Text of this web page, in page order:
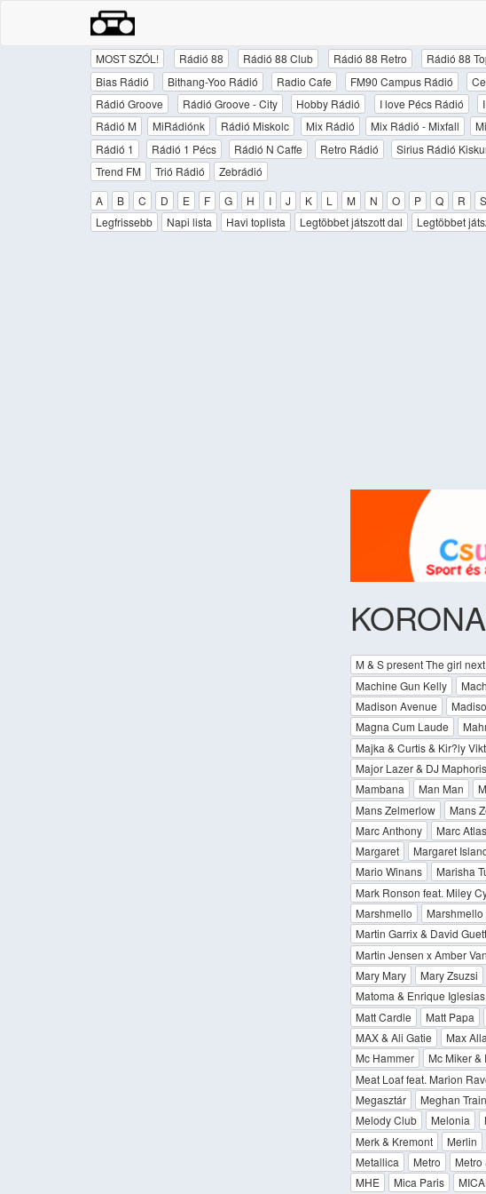
MOST SZÓL! Rádió 88 Rádió 88 Club Rádió 88 Retro Rádió 88
Bias Rádió
Bithang-Yoo Rádió Radio Cafe FM90 Campus Rádió
Rádió Groove
Rádió Groove - City Hobby Rádió I love Pécs Rádió
Rádió M
MiRádiónk Rádió Miskolc Mix Rádió Mix Rádió - Mixfall
Rádió 1
Rádió 1 Pécs Rádió N Caffe Retro Rádió Sirius Rádió
Trend FM
Trió Rádió
Zebrádió
A
B C D E F G H I J K L M N O P Q R S
Legfrissebb
Napi lista Havi toplista Legtöbbet játszott dal Legtöbbet
M & S present The girl
Machine Gun Kelly
Madison Avenue
Magna Cum Laude
Majka & Curtis & Kir?ly
Major Lazer & DJ
Mambana
Man Man
Mans Zelmerlow
Mans
Marc Anthony
Marc Atlas
Margaret
Margaret
Mario Winans
Marisha
Mark Ronson feat. Miley
Marshmello
Martin Garrix & David
Martin Jensen x Amber
Mary Mary
Mary Zsuzsi
Matoma & Enrique Iglesias
Matt Cardle
Matt Papa
MAX & Ali Gatie
Max
Mc Hammer
Mc Miker &
Meat Loaf feat. Marion
Megasztár
Meghan
Melody Club
Melonia
Merk & Kremont
Merlin
Metallica
Metro Metro
MHE
Mica Paris